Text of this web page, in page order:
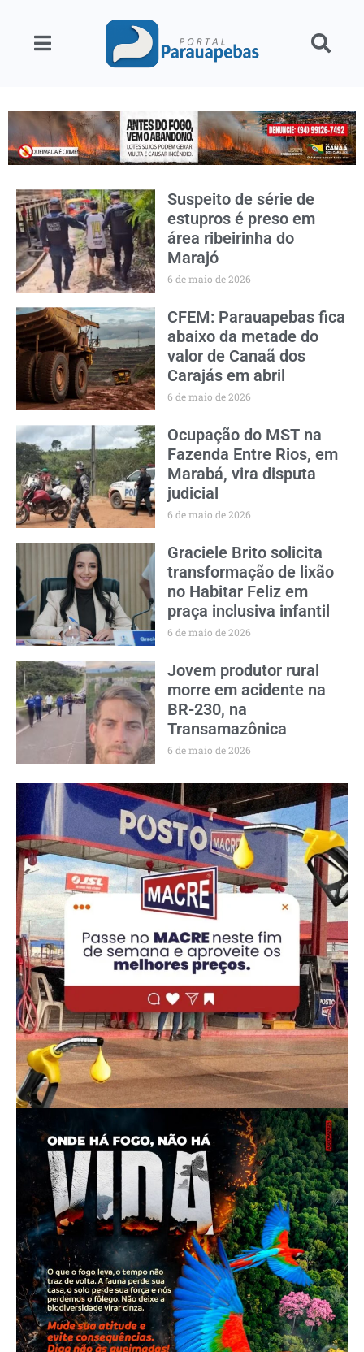
Suspeito de série de
estupros é preso em
área ribeirinha do
Marajó
6 de maio de 2026
CFEM: Parauapebas fica
abaixo da metade do
valor de Canaã dos
Carajás em abril
6 de maio de 2026
Ocupação do MST na
Fazenda Entre Rios, em
Marabá, vira disputa
judicial
6 de maio de 2026
Graciele Brito solicita
transformação de lixão
no Habitar Feliz em
praça inclusiva infantil
6 de maio de 2026
Jovem produtor rural
morre em acidente na
BR-230, na
Transamazônica
6 de maio de 2026
PUBLICIDADE